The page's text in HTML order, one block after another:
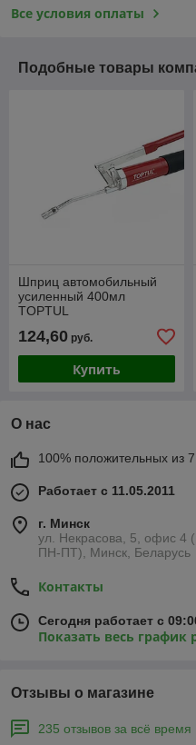
Все условия оплаты
Подобные товары
Шприц автомобильный
усиленный 400мл
TOPTUL
124,60 руб.
Купить
О нас
100% положительных из 7
Работает с 11.05.2011
г. Минск
ул. Некрасова, 5, офис 4
ПН-ПТ), Минск, Беларусь
Контакты
Сегодня работает с
Показать весь график
Отзывы о магазине
235 отзывов за всё время